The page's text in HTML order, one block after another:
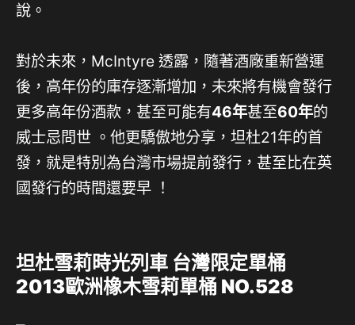
說。
對於未來，McIntyre 透露，隨著酒廠重新營運
後，高年份的庫存逐漸增加，未來將有機會發行
更多高年份酒款，甚至可能有46年甚至60年的
威士忌問世 。他更驕傲地分享，坦杜21年的首
發，就是特別為台灣市場提前發行，甚至比在英
國發行的時間還要早 ！
坦杜雪莉時光列車 台灣限定單桶
2013歐洲橡木雪莉單桶 NO.528